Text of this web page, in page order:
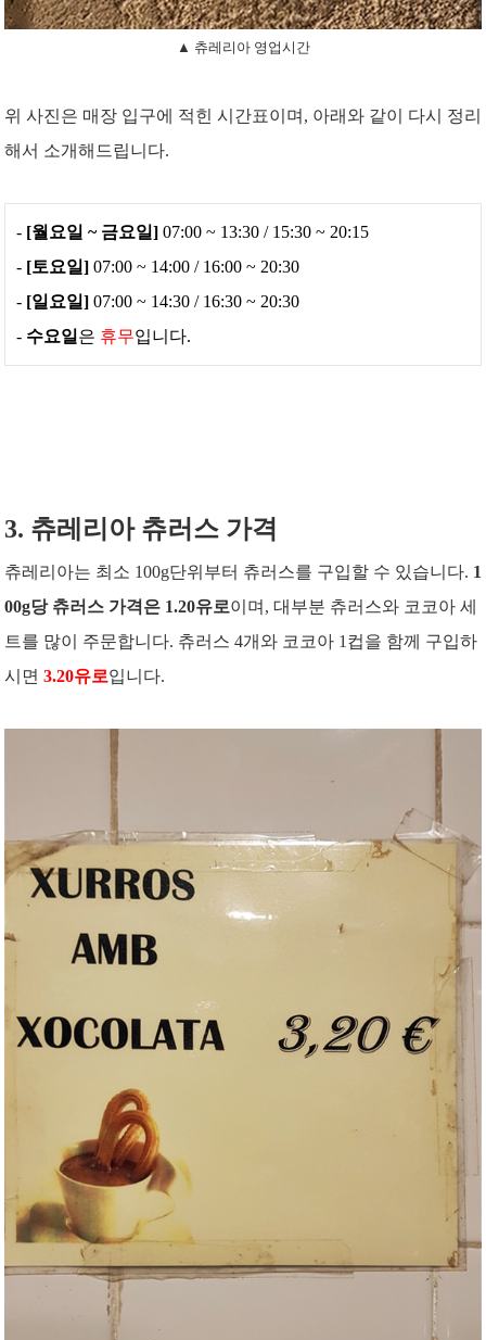
▲ 츄레리아 영업시간
위 사진은 매장 입구에 적힌 시간표이며, 아래와 같이 다시 정리
해서 소개해드립니다.
- [월요일 ~ 금요일] 07:00 ~ 13:30 / 15:30 ~ 20:15
- [토요일] 07:00 ~ 14:00 / 16:00 ~ 20:30
- [일요일] 07:00 ~ 14:30 / 16:30 ~ 20:30
- 수요일 은 휴무입니다.
3. 츄레리아 츄러스 가격
츄레리아는 최소 100g단위부터 츄러스를 구입할 수 있습니다. 1
00g당 츄러스 가격은 1.20유로이며, 대부분 츄러스와 코코아 세
트를 많이 주문합니다. 츄러스 4개와 코코아 1컵을 함께 구입하
시면 3.20유로입니다.